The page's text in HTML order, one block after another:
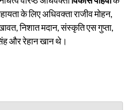
के लिए अधिवक्ता राजीव मोहन,
निशात मदान, संस्कृति एस गुप्ता,
और रेहान खान थे।